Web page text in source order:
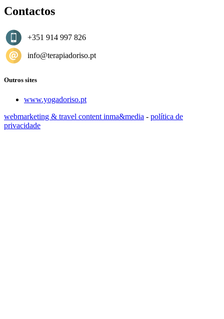
Contactos
+351 914 997 826
info@terapiadoriso.pt
Outros sites
www.yogadoriso.pt
webmarketing & travel content inma&media - política de
privacidade